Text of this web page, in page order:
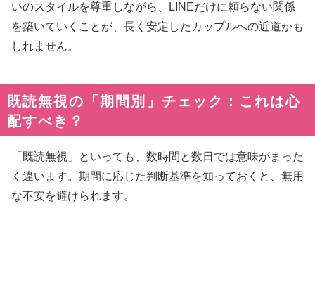
いのスタイルを尊重しながら、LINEだけに頼らない関係
を築いていくことが、長く安定したカップルへの近道かも
しれません。
既読無視の「期間別」チェック：これは心
配すべき？
「既読無視」といっても、数時間と数日では意味がまった
く違います。期間に応じた判断基準を知っておくと、無用
な不安を避けられます。